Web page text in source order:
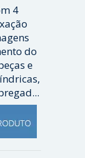
4
do
e